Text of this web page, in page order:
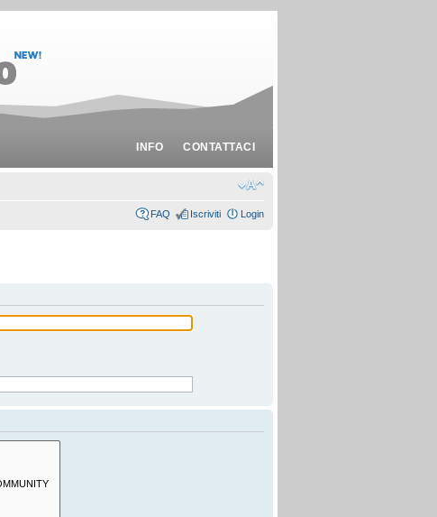
INFO CONTATTACI
FAQ Iscriviti Login